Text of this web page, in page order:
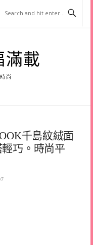
滿載
尚
千島紋絨面
巧。時尚平